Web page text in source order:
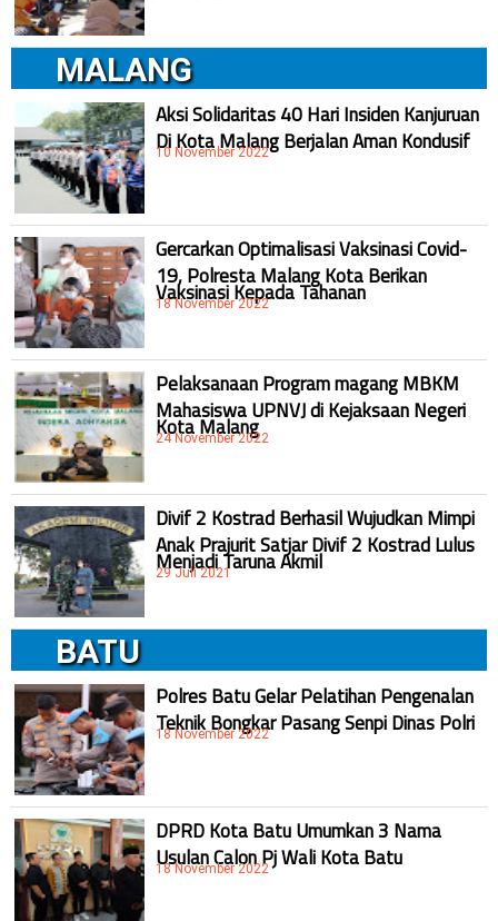
MALANG
Aksi Solidaritas 40 Hari Insiden Kanjuruan
Di Kota Malang Berjalan Aman Kondusif
10 November 2022
Gercarkan Optimalisasi Vaksinasi Covid-
19, Polresta Malang Kota Berikan
Vaksinasi Kepada Tahanan
18 November 2022
Pelaksanaan Program magang MBKM
Mahasiswa UPNVJ di Kejaksaan Negeri
Kota Malang
24 November 2022
Divif 2 Kostrad Berhasil Wujudkan Mimpi
Anak Prajurit Satjar Divif 2 Kostrad Lulus
Menjadi Taruna Akmil
29 Juli 2021
BATU
Polres Batu Gelar Pelatihan Pengenalan
Teknik Bongkar Pasang Senpi Dinas Polri
18 November 2022
DPRD Kota Batu Umumkan 3 Nama
Usulan Calon Pj Wali Kota Batu
18 November 2022